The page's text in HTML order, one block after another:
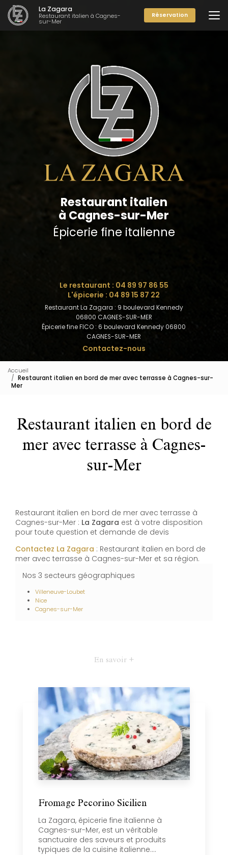
Aller
au
contenu
principal
La Zagara
Restaurant italien à Cagnes-
sur-Mer
Réservation
Restaurant italien
à Cagnes-sur-Mer
Épicerie fine italienne
Le restaurant : 04 89 97 86 55
L'épicerie : 04 89 15 87 22
Restaurant La Zagara : 9 boulevard Kennedy
06800 CAGNES-SUR-MER
Épicerie fine FICO : 6 boulevard Kennedy 06800
CAGNES-SUR-MER
Contactez-nous
Accueil
Restaurant italien en bord de mer avec terrasse à Cagnes-sur-
Mer
Restaurant italien en bord de
mer avec terrasse à Cagnes-
sur-Mer
Restaurant italien en bord de mer avec terrasse à
Cagnes-sur-Mer : La Zagara est à votre disposition
pour toute question et demande de devis
Contactez La Zagara : Restaurant italien en bord de
mer avec terrasse à Cagnes-sur-Mer et sa région.
Nos 3 secteurs géographiques
Villeneuve-Loubet
Nice
Cagnes-sur-Mer
En savoir +
Fromage Pecorino Sicilien
La Zagara, épicerie fine italienne à
Cagnes-sur-Mer, est un véritable
sanctuaire des saveurs et produits
typiques de la cuisine italienne....